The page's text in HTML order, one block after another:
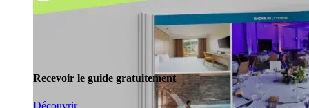
Recevoir le guide gratuitement
Découvrir